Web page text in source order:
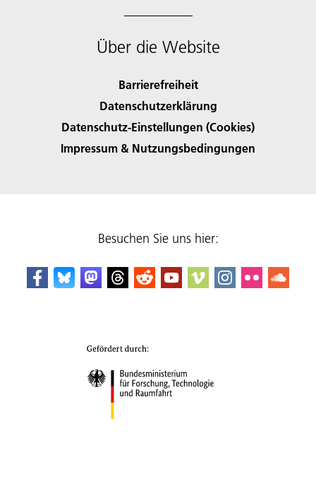
Über die Website
Barrierefreiheit
Datenschutzerklärung
Datenschutz-Einstellungen (Cookies)
Impressum & Nutzungsbedingungen
Besuchen Sie uns hier: